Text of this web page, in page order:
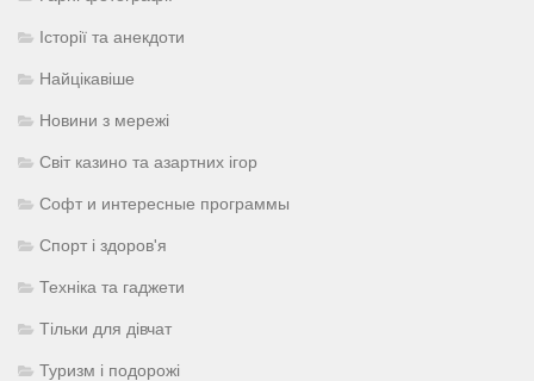
Історії та анекдоти
Найцікавіше
Новини з мережі
Світ казино та азартних ігор
Софт и интересные программы
Спорт і здоров'я
Техніка та гаджети
Тільки для дівчат
Туризм і подорожі